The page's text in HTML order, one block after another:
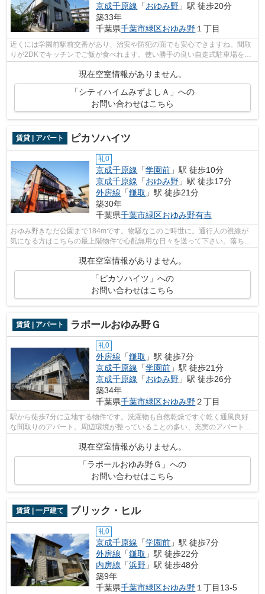
京成千原線 「おゆみ野 」駅 徒歩20分
築33年
千葉県千葉市緑区おゆみ野 １丁目
近くには学園前駅前交番があり、治安や防犯の面でも安心できますね。間取
りが2DKでキッチンでご飯が食べれます。使い勝手の良い自走式駐車場を完
現在空室情報がありません。
「シティハイムみずよしＡ」への
お問い合わせはこちら
賃貸 | アパート ピカソハイツ
礼0
京成千原線 「学園前 」駅 徒歩10分
京成千原線 「おゆみ野 」駅 徒歩17分
外房線 「鎌取 」駅 徒歩21分
築30年
千葉県千葉市緑区おゆみ野有吉
おゆみ野きなだ公園まで184mです。物騒なこのご時世に。通行人の視線が
気になる方はこちらの最上階物件で心配無用な日々を送って下さい。落ち着
いた街並みが魅力のアパートはこちらで...
現在空室情報がありません。
「ピカソハイツ」への
お問い合わせはこちら
賃貸 | アパート ラポールおゆみ野Ｇ
礼0
外房線 「鎌取 」駅 徒歩7分
京成千原線 「学園前 」駅 徒歩21分
京成千原線 「おゆみ野 」駅 徒歩26分
築34年
千葉県千葉市緑区おゆみ野２丁目
駅から徒歩7分に立地する物件です。洗濯物も自然乾燥ですぐ乾く通風良好
な間取りのアパート。周辺環境が整っていることの多い、充実のアパート物
現在空室情報がありません。
「ラポールおゆみ野Ｇ」への
お問い合わせはこちら
賃貸 | 一戸建て ブリック・ヒル
礼0
京成千原線 「学園前 」駅 徒歩7分
外房線 「鎌取 」駅 徒歩22分
内房線 「浜野 」駅 徒歩48分
築9年
千葉県千葉市緑区おゆみ野 １丁目13-5